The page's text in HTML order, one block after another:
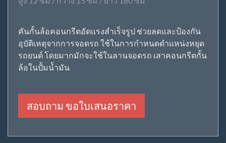
คันกั้นล้อคอนกรีตอัดแรงสำเร็จรูป ช่วยลดและป้องกัน
อุบัติเหตุจากการจอดรถ ใช้ในการกำหนดตำแหน่งหยุด
รถยนต์ โดยมากมักจะใช้ในลานจอดรถ เสาคอนกรีตกั้น
ล้อในปั้มน้ำมัน
สอบถาม ขอใบเสนอราคา